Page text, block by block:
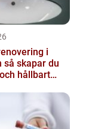
i
hållbart